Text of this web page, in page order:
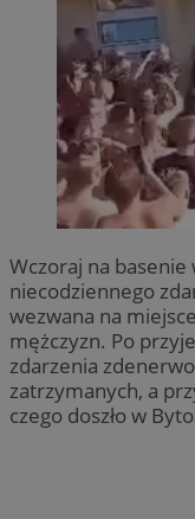
Wczoraj na basenie
niecodziennego
wezwana na
mężczyzn. Po
zdarzenia
zatrzymanych, a
czego doszło w